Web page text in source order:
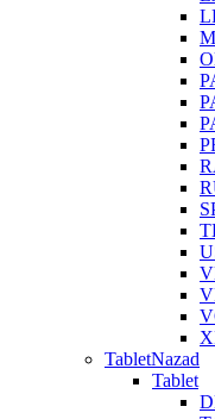
TabletNazad
Tablet